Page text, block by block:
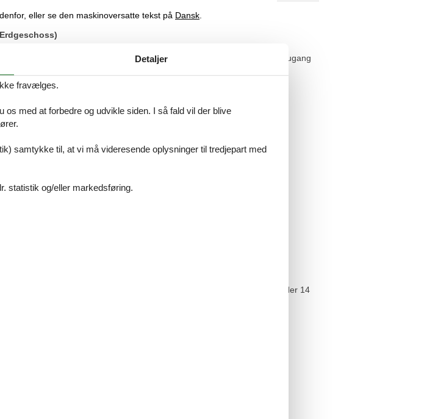
eller se den maskinoversatte tekst på Dansk
bietet bis zu 4 Personen Platz für einen erholsamen Aufenthalt. Der Zugang
und Esstisch.
oder zwischen den Buchungen einen Mindestzeitraum von 7, 10 oder 14
enthalten.
Detaljer
fravælges.
med at forbedre og udvikle siden. I så fald vil der blive
samtykke til, at vi må videresende oplysninger til tredjepart med
statistik og/eller markedsføring.